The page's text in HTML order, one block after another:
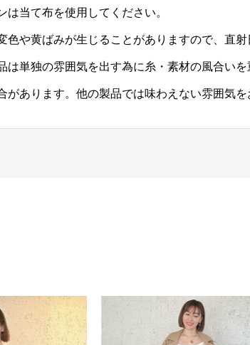
は当て布を使用してください。
色や黄ばみが生じることがありますので、直
は単独の雰囲気を出す為に糸・素材の風合い
があります。他の製品では味わえない雰囲気を